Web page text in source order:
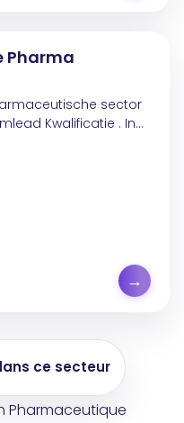
Pharma
sector
Kwalificatie . In
binnen een
→
ce secteur
Pharmaceutique